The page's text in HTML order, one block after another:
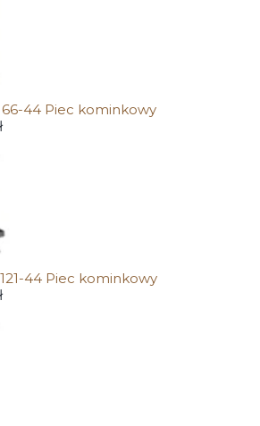
44 Piec kominkowy
44 Piec kominkowy